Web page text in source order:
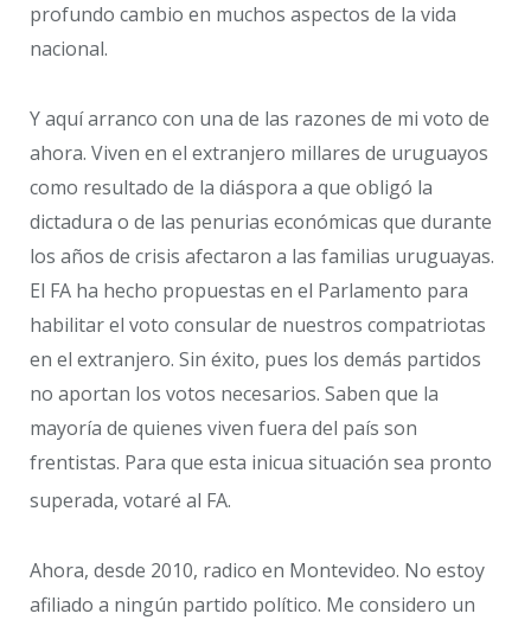
profundo cambio en muchos aspectos de la vida
nacional.
Y aquí arranco con una de las razones de mi voto de
ahora. Viven en el extranjero millares de uruguayos
como resultado de la diáspora a que obligó la
dictadura o de las penurias económicas que durante
los años de crisis afectaron a las familias uruguayas.
El FA ha hecho propuestas en el Parlamento para
habilitar el voto consular de nuestros compatriotas
en el extranjero. Sin éxito, pues los demás partidos
no aportan los votos necesarios. Saben que la
mayoría de quienes viven fuera del país son
frentistas. Para que esta inicua situación sea pronto
superada, votaré al FA.
Ahora, desde 2010, radico en Montevideo. No estoy
afiliado a ningún partido político. Me considero un